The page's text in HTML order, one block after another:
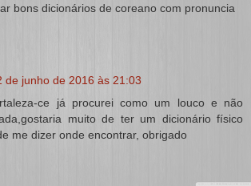
bons dicionários de coreano com pronuncia
de junho de 2016 às 21:03
ce já procurei como um louco e não
muito de ter um dicionário físico
me dizer onde encontrar, obrigado